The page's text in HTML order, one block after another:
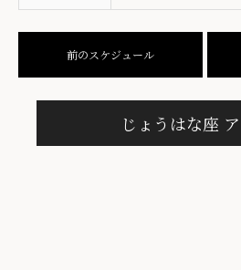
前のスケジュール
じょうはな座